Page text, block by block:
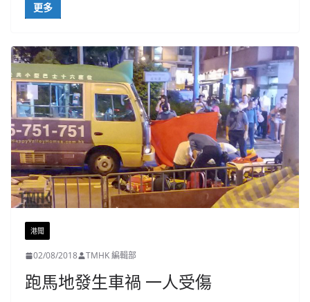
更多
港聞
02/08/2018 TMHK 編輯部
跑馬地發生車禍 一人受傷